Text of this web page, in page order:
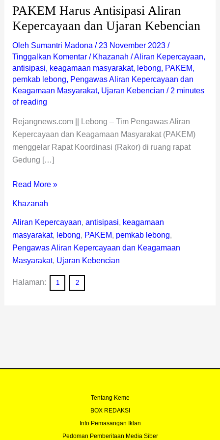
PAKEM Harus Antisipasi Aliran
Kepercayaan dan Ujaran Kebencian
Oleh Sumantri Madona / 23 November 2023 /
Tinggalkan Komentar / Khazanah /Aliran Kepercayaan,
antisipasi, keagamaan masyarakat, lebong, PAKEM,
pemkab lebong, Pengawas Aliran Kepercayaan dan
Keagamaan Masyarakat, Ujaran Kebencian / 2 minutes
of reading
Rejangnews.com || Lebong – Tim Pengawas Aliran
Kepercayaan dan Keagamaan Masyarakat (PAKEM)
menggelar Rapat Koordinasi (Rakor) di ruang rapat
Gedung […]
Read More »
Khazanah
Aliran Kepercayaan, antisipasi, keagamaan
masyarakat, lebong, PAKEM, pemkab lebong,
Pengawas Aliran Kepercayaan dan Keagamaan
Masyarakat, Ujaran Kebencian
Halaman: 1 2
Tentang Keme
BOX REDAKSI
Info Pemasangan Iklan
Pedoman Pemberitaan Media Siber